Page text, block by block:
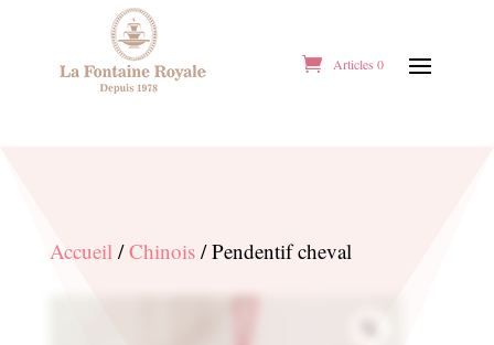
Articles 0
Accueil/Chinois/ Pendentif cheval